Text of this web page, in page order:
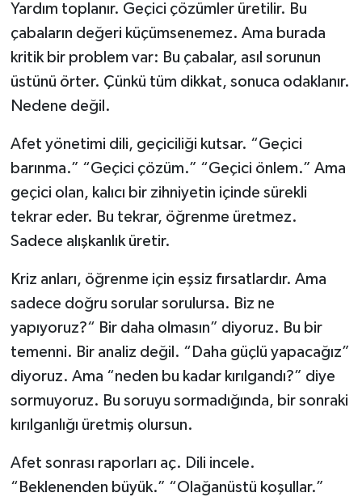
Yardım toplanır. Geçici çözümler üretilir. Bu
çabaların değeri küçümsenemez. Ama burada
kritik bir problem var: Bu çabalar, asıl sorunun
üstünü örter. Çünkü tüm dikkat, sonuca odaklanır.
Nedene değil.
Afet yönetimi dili, geçiciliği kutsar. “Geçici
barınma.” “Geçici çözüm.” “Geçici önlem.” Ama
geçici olan, kalıcı bir zihniyetin içinde sürekli
tekrar eder. Bu tekrar, öğrenme üretmez.
Sadece alışkanlık üretir.
Kriz anları, öğrenme için eşsiz fırsatlardır. Ama
sadece doğru sorular sorulursa. Biz ne
yapıyoruz?“ Bir daha olmasın” diyoruz. Bu bir
temenni. Bir analiz değil. “Daha güçlü yapacağız”
diyoruz. Ama “neden bu kadar kırılgandı?” diye
sormuyoruz. Bu soruyu sormadığında, bir sonraki
kırılganlığı üretmiş olursun.
Afet sonrası raporları aç. Dili incele.
“Beklenenden büyük.” “Olağanüstü koşullar.”